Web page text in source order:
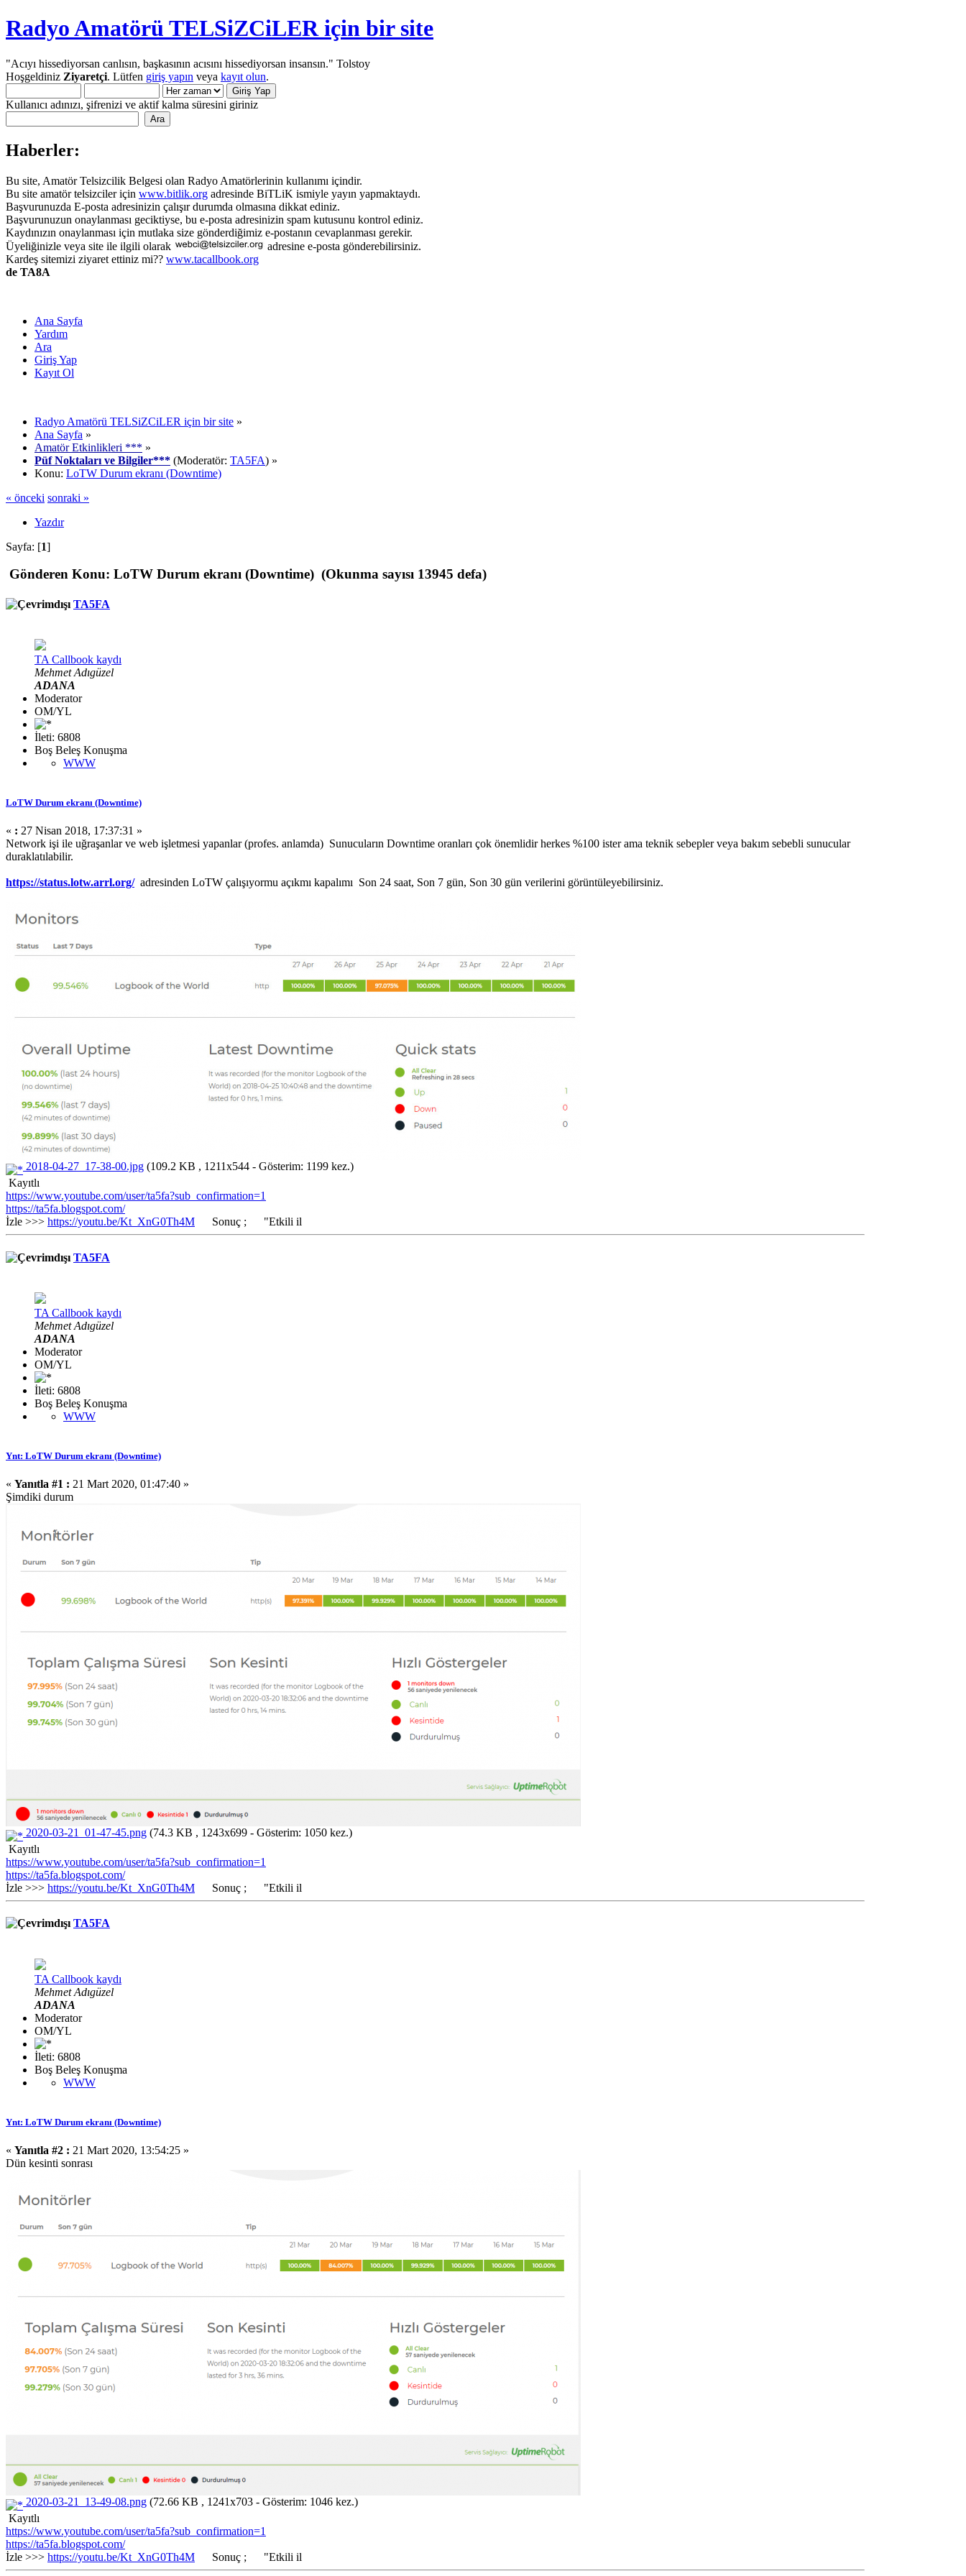
Radyo Amatörü TELSiZCiLER için bir site
"Acıyı hissediyorsan canlısın, başkasının acısını hissediyorsan insansın." Tolstoy
Hoşgeldiniz Ziyaretçi. Lütfen giriş yapın veya kayıt olun.
Kullanıcı adınızı, şifrenizi ve aktif kalma süresini giriniz
Haberler:
Bu site, Amatör Telsizcilik Belgesi olan Radyo Amatörlerinin kullanımı içindir.
Bu site amatör telsizciler için www.bitlik.org adresinde BiTLiK ismiyle yayın yapmaktaydı.
Başvurunuzda E-posta adresinizin çalışır durumda olmasına dikkat ediniz.
Başvurunuzun onaylanması geciktiyse, bu e-posta adresinizin spam kutusunu kontrol ediniz.
Kaydınızın onaylanması için mutlaka size gönderdiğimiz e-postanın cevaplanması gerekir.
Üyeliğinizle veya site ile ilgili olarak
adresine e-posta gönderebilirsiniz.
Kardeş sitemizi ziyaret ettiniz mi?? www.tacallbook.org
de TA8A
Ana Sayfa
Yardım
Ara
Giriş Yap
Kayıt Ol
Radyo Amatörü TELSiZCiLER için bir site »
Ana Sayfa »
Amatör Etkinlikleri *** »
Püf Noktaları ve Bilgiler*** (Moderatör: TA5FA) »
Konu: LoTW Durum ekranı (Downtime)
« önceki sonraki »
Yazdır
Sayfa: [1]
Gönderen Konu: LoTW Durum ekranı (Downtime) (Okunma sayısı 13945 defa)
TA5FA
TA Callbook kaydı
Mehmet Adıgüzel
ADANA
Moderator
OM/YL
İleti: 6808
Boş Beleş Konuşma
WWW
LoTW Durum ekranı (Downtime)
« : 27 Nisan 2018, 17:37:31 »
Network işi ile uğraşanlar ve web işletmesi yapanlar (profes. anlamda) Sunucuların Downtime oranları çok önemlidir herkes %100 ister ama teknik sebepler veya bakım sebebli sunucular
duraklatılabilir.
https://status.lotw.arrl.org/adresinden LoTW çalışıyormu açıkmı kapalımı Son 24 saat, Son 7 gün, Son 30 gün verilerini görüntüleyebilirsiniz.
2018-04-27_17-38-00.jpg (109.2 KB , 1211x544 - Gösterim: 1199 kez.)
Kayıtlı
https://www.youtube.com/user/ta5fa?sub_confirmation=1
https://ta5fa.blogspot.com/
İzle >>> https://youtu.be/Kt_XnG0Th4M Sonuç ; "Etkili il
TA5FA
TA Callbook kaydı
Mehmet Adıgüzel
ADANA
Moderator
OM/YL
İleti: 6808
Boş Beleş Konuşma
WWW
Ynt: LoTW Durum ekranı (Downtime)
« Yanıtla #1 : 21 Mart 2020, 01:47:40 »
Şimdiki durum
2020-03-21_01-47-45.png (74.3 KB , 1243x699 - Gösterim: 1050 kez.)
Kayıtlı
https://www.youtube.com/user/ta5fa?sub_confirmation=1
https://ta5fa.blogspot.com/
İzle >>> https://youtu.be/Kt_XnG0Th4M Sonuç ; "Etkili il
TA5FA
TA Callbook kaydı
Mehmet Adıgüzel
ADANA
Moderator
OM/YL
İleti: 6808
Boş Beleş Konuşma
WWW
Ynt: LoTW Durum ekranı (Downtime)
« Yanıtla #2 : 21 Mart 2020, 13:54:25 »
Dün kesinti sonrası
2020-03-21_13-49-08.png (72.66 KB , 1241x703 - Gösterim: 1046 kez.)
Kayıtlı
https://www.youtube.com/user/ta5fa?sub_confirmation=1
https://ta5fa.blogspot.com/
İzle >>> https://youtu.be/Kt_XnG0Th4M Sonuç ; "Etkili il